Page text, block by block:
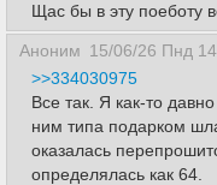
Щас бы в эту поеботу
Аноним 15/06/26 Пнд
>>334030975
Все так. Я как-то
ним типа подарком
оказалась
определялась как 64.